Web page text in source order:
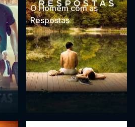
O Homem com as
Respostas